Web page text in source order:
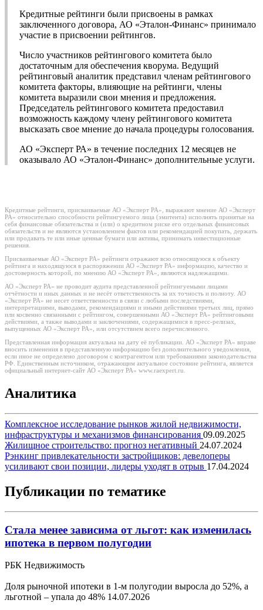
Кредитные рейтинги были присвоены в рамках
заключенного договора, АО «Эталон-Финанс» принимало
участие в присвоении рейтингов.
Число участников рейтингового комитета было
достаточным для обеспечения кворума. Ведущий
рейтинговый аналитик представил членам рейтингового
комитета факторы, влияющие на рейтинги, члены
комитета выразили свои мнения и предложения.
Председатель рейтингового комитета предоставил
возможность каждому члену рейтингового комитета
высказать свое мнение до начала процедуры голосования.
АО «Эксперт РА» в течение последних 12 месяцев не
оказывало АО «Эталон-Финанс» дополнительные услуги.
Кредитные рейтинги, присваиваемые АО «Эксперт РА», выражают мнение АО «Эксперт
РА» относительно способности рейтингуемого лица (эмитента) исполнять принятые на
себя финансовые обязательства и (или) о кредитном риске его отдельных финансовых
обязательств и не являются установлением фактов или рекомендацией покупать, держать
или продавать те или иные ценные бумаги или активы, принимать инвестиционные
решения.
Присваиваемые АО «Эксперт РА» рейтинги отражают всю относящуюся к объекту
рейтинга и находящуюся в распоряжении АО «Эксперт РА» информацию, качество и
достоверность которой, по мнению АО «Эксперт РА», являются надлежащими.
АО «Эксперт РА» не проводит аудита представленной рейтингуемыми лицами
отчётности и иных данных и не несёт ответственность за их точность и полноту. АО
«Эксперт РА» не несет ответственности в связи с любыми последствиями,
интерпретациями, выводами, рекомендациями и иными действиями третьих лиц, прямо
или косвенно связанными с рейтингом, совершенными АО «Эксперт РА» рейтинговыми
действиями, а также выводами и заключениями, содержащимися в пресс-релизах,
выпущенных АО «Эксперт РА», или отсутствием всего перечисленного.
Представленная информация актуальна на дату её публикации. АО «Эксперт РА» вправе
вносить изменения в представленную информацию без дополнительного уведомления,
если иное не определено договором с контрагентом или требованиями законодательства
РФ. Единственным источником, отражающим актуальное состояние рейтинга, является
официальный интернет-сайт АО «Эксперт РА» www.raexpert.ru.
Аналитика
Комплексное исследование рынков жилой недвижимости,
инфраструктуры и механизмов финансирования 09.09.2025
Жилищное строительство: прогноз негативный 24.07.2024
Рэнкинг привлекательности застройщиков: девелоперы
усиливают свои позиции, лидеры уходят в отрыв 17.04.2024
Публикации по тематике
Стала менее зависима от льгот: как изменилась
ипотека в первом полугодии
РБК Недвижимость
Доля рыночной ипотеки в 1-м полугодии выросла до 52%, а
льготной – упала до 48% 14.07.2026